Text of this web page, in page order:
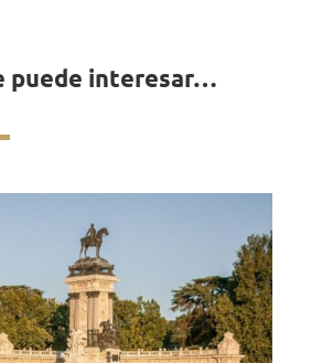
puede interesar…